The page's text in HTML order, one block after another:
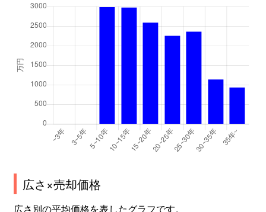
広さ×売却価格
広さ別の平均価格を表したグラフです。